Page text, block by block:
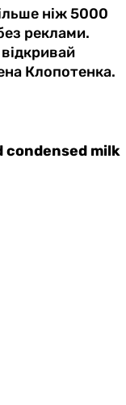
ніж 5000
реклами.
Клопотенка.
condensed milk